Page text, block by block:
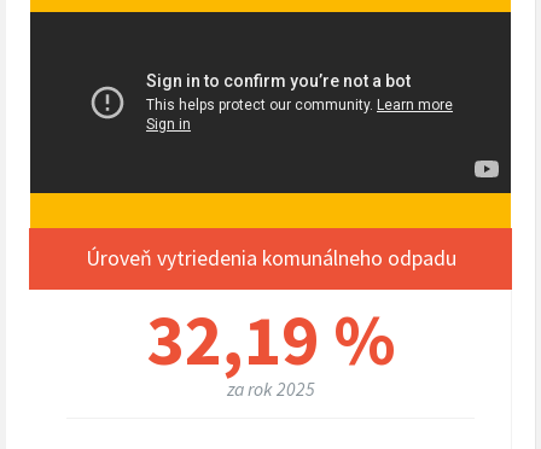
Úroveň vytriedenia komunálneho odpadu
32,19 %
za rok 2025